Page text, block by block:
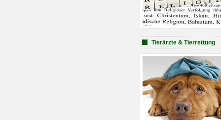
Tierärzte & Tierrettung